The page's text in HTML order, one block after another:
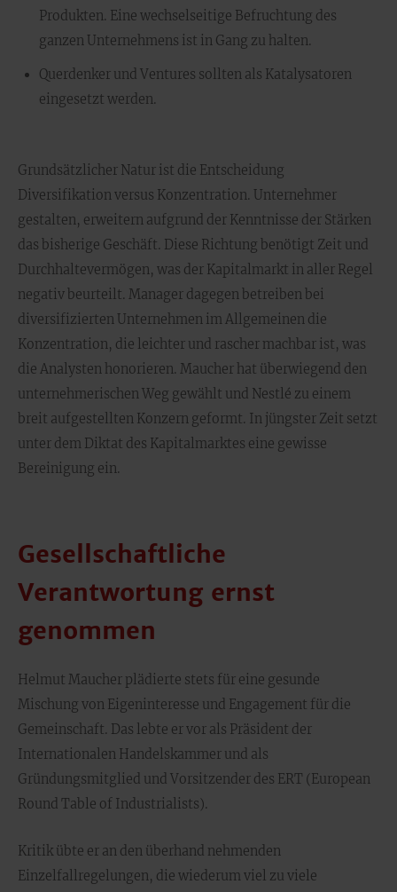
Produkten. Eine wechselseitige Befruchtung des
ganzen Unternehmens ist in Gang zu halten.
Querdenker und Ventures sollten als Katalysatoren
eingesetzt werden.
Grundsätzlicher Natur ist die Entscheidung
Diversifikation versus Konzentration. Unternehmer
gestalten, erweitern aufgrund der Kenntnisse der Stärken
das bisherige Geschäft. Diese Richtung benötigt Zeit und
Durchhaltevermögen, was der Kapitalmarkt in aller Regel
negativ beurteilt. Manager dagegen betreiben bei
diversifizierten Unternehmen im Allgemeinen die
Konzentration, die leichter und rascher machbar ist, was
die Analysten honorieren. Maucher hat überwiegend den
unternehmerischen Weg gewählt und Nestlé zu einem
breit aufgestellten Konzern geformt. In jüngster Zeit setzt
unter dem Diktat des Kapitalmarktes eine gewisse
Bereinigung ein.
Gesellschaftliche
Verantwortung ernst
genommen
Helmut Maucher plädierte stets für eine gesunde
Mischung von Eigeninteresse und Engagement für die
Gemeinschaft. Das lebte er vor als Präsident der
Internationalen Handelskammer und als
Gründungsmitglied und Vorsitzender des ERT (European
Round Table of Industrialists).
Kritik übte er an den überhand nehmenden
Einzelfallregelungen, die wiederum viel zu viele